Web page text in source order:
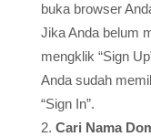
buka browser
Jika Anda belum
mengklik “Sign
Anda sudah
“Sign In”.
Cari Nama